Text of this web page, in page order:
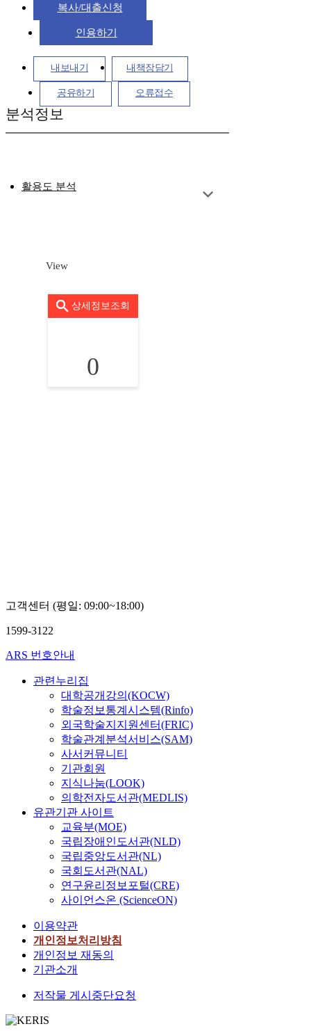
복사/대출신청
인용하기
내보내기 내책장담기
공유하기 오류접수
분석정보
활용도 분석
View
상세정보조회
0
고객센터 (평일: 09:00~18:00)
1599-3122
ARS 번호안내
관련누리집
대학공개강의(KOCW)
학술정보통계시스템(Rinfo)
외국학술지지원센터(FRIC)
학술관계분석서비스(SAM)
사서커뮤니티
기관회원
지식나눔(LOOK)
의학전자도서관(MEDLIS)
유관기관 사이트
교육부(MOE)
국립장애인도서관(NLD)
국립중앙도서관(NL)
국회도서관(NAL)
연구윤리정보포털(CRE)
사이언스온 (ScienceON)
이용약관
개인정보처리방침
개인정보 재동의
기관소개
저작물 게시중단요청